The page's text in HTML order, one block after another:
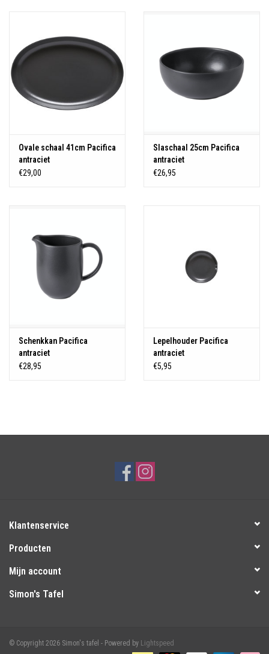
Ovale schaal 41cm Pacifica
antraciet
€29,00
Slaschaal 25cm Pacifica
antraciet
€26,95
Schenkkan Pacifica
antraciet
€28,95
Lepelhouder Pacifica
antraciet
€5,95
Klantenservice
Producten
Mijn account
Simon's Tafel
© Copyright 2026 Simon's tafel - Powered by Lightspeed